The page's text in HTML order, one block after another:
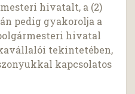
hivatalt, a (2)
pedig gyakorolja a
hivatal
tekintetében,
kapcsolatos